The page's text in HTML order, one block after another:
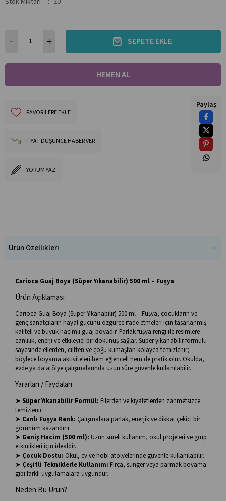
FAVORILERE EKLE
FIYAT DÜŞÜNCE HABER VER
YORUM YAZ
Paylaş
Ürün Özellikleri
Carioca Guaj Boya (Süper Yıkanabilir) 500 ml – Fuşya
Ürün Açıklaması
Carioca Guaj Boya (Süper Yıkanabilir) 500 ml – Fuşya, çocukların ve
genç sanatçıların hayal gücünü özgürce ifade etmeleri için tasarlanmış
kaliteli ve büyük hacimli guaj boyadır. Parlak fuşya rengi ile resimlere
canlılık, enerji ve etkileyici bir dokunuş sağlar. Süper yıkanabilir formülü
sayesinde ellerden, ciltten ve çoğu kumaştan kolayca temizlenir;
böylece boyama aktiviteleri hem eğlenceli hem de pratik olur. Okulda,
evde ya da atölye çalışmalarında uzun süre güvenle kullanılabilir.
Yararları / Faydaları
➤ Süper Yıkanabilir Formül: Ellerden ve kıyafetlerden zahmetsizce
temizlenir.
➤ Canlı Fuşya Renk: Çalışmalara parlak, enerjik ve dikkat çekici bir
görünüm kazandırır.
➤ Geniş Hacim (500 ml): Uzun süreli kullanım, okul projeleri ve grup
etkinlikleri için idealdir.
➤ Çocuk Dostu: Okul, ev ve hobi atölyelerinde güvenle kullanılabilir.
➤ Çeşitli Tekniklerle Kullanım: Fırça, sünger veya parmak boyama
gibi farklı uygulamalara uygundur.
Neden Bu Ürün?